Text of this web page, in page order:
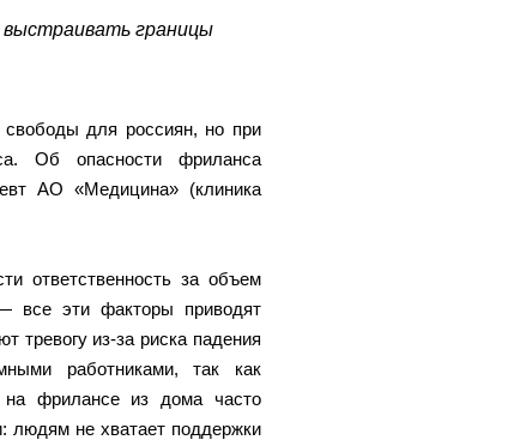
границы
для россиян, но при
Об опасности фриланса
АО «Медицина» (клиника
ответственность за объем
все эти факторы приводят
тревогу из-за риска падения
работниками, так как
на фрилансе из дома часто
людям не хватает поддержки